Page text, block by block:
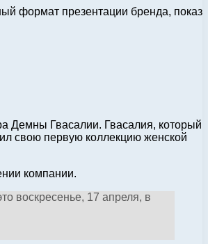
формат презентации бренда, показ
Демны Гвасалии. Гвасалия, который
свою первую коллекцию женской
компании.
воскресенье, 17 апреля, в